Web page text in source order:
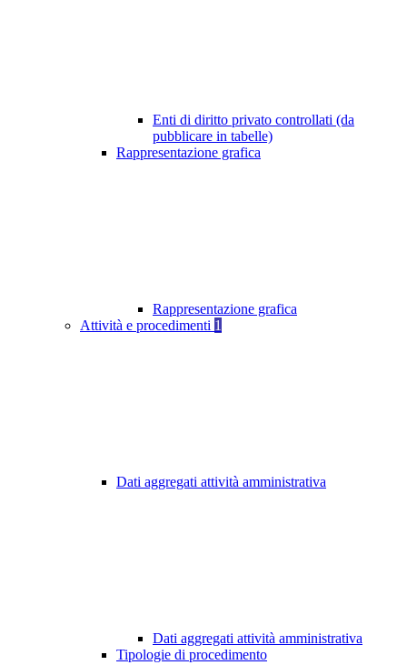
Enti di diritto privato controllati (da
pubblicare in tabelle)
Rappresentazione grafica
Rappresentazione grafica
Attività e procedimenti 1
Dati aggregati attività amministrativa
Dati aggregati attività amministrativa
Tipologie di procedimento